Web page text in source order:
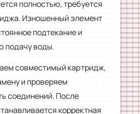
полностью, требуется
Изношенный элемент
подтекание и
подачу воды.
совместимый картридж,
и проверяем
соединений. После
корректная